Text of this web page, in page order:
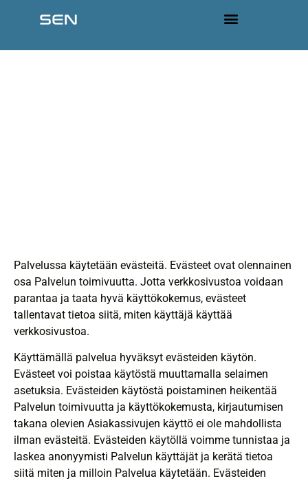
Palvelussa käytetään evästeitä. Evästeet ovat olennainen
osa Palvelun toimivuutta. Jotta verkkosivustoa voidaan
parantaa ja taata hyvä käyttökokemus, evästeet
tallentavat tietoa siitä, miten käyttäjä käyttää
verkkosivustoa.
Käyttämällä palvelua hyväksyt evästeiden käytön.
Evästeet voi poistaa käytöstä muuttamalla selaimen
asetuksia. Evästeiden käytöstä poistaminen heikentää
Palvelun toimivuutta ja käyttökokemusta, kirjautumisen
takana olevien Asiakassivujen käyttö ei ole mahdollista
ilman evästeitä. Evästeiden käytöllä voimme tunnistaa ja
laskea anonyymisti Palvelun käyttäjät ja kerätä tietoa
siitä miten ja milloin Palvelua käytetään. Evästeiden